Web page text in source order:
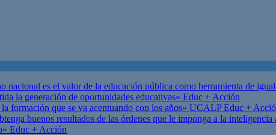
es el valor de la educación pública como herramienta de
la generación de oportunidades educativas» Educ + Acción
formación que se va acentuando con los años» UCALPEduc +
buenos resultados de las órdenes que le imponga a la
Educ + Acción